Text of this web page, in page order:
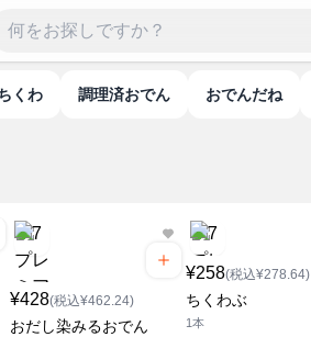
ちくわ 調理済おでん おでんだね
¥428(税込¥462.24)
おだし染みるおでん
¥258(税込¥278.64)
ちくわぶ
1本